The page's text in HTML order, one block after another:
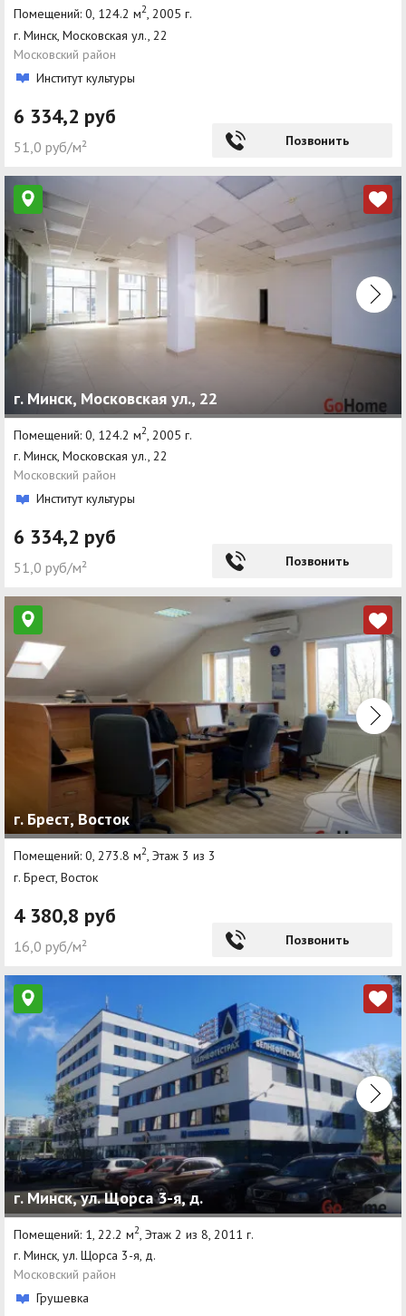
Помещений: 0, 124.2 м2, 2005 г.
г. Минск, Московская ул., 22
Московский район
Институт культуры
6 334,2 руб
51,0 руб/м² Позвонить
г. Минск, Московская ул., 22
Помещений: 0, 124.2 м2 , 2005 г.
г. Минск, Московская ул., 22
Московский район
Институт культуры
6 334,2 руб
51,0 руб/м² Позвонить
г. Брест, Восток
Помещений: 0, 273.8 м2, Этаж 3 из 3
г. Брест, Восток
4 380,8 руб
16,0 руб/м² Позвонить
г. Минск, ул. Щорса 3-я, д.
Помещений: 1, 22.2 м2 , Этаж 2 из 8, 2011 г.
г. Минск, ул. Щорса 3-я, д.
Московский район
Грушевка